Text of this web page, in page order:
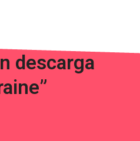
descarga